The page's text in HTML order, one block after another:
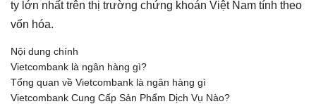
ty lớn nhất trên thị trường chứng khoán Việt Nam tính theo
vốn hóa.
Nội dung chính
Vietcombank là ngân hàng gì?
Tổng quan về Vietcombank là ngân hàng gì
Vietcombank Cung Cấp Sản Phẩm Dịch Vụ Nào?